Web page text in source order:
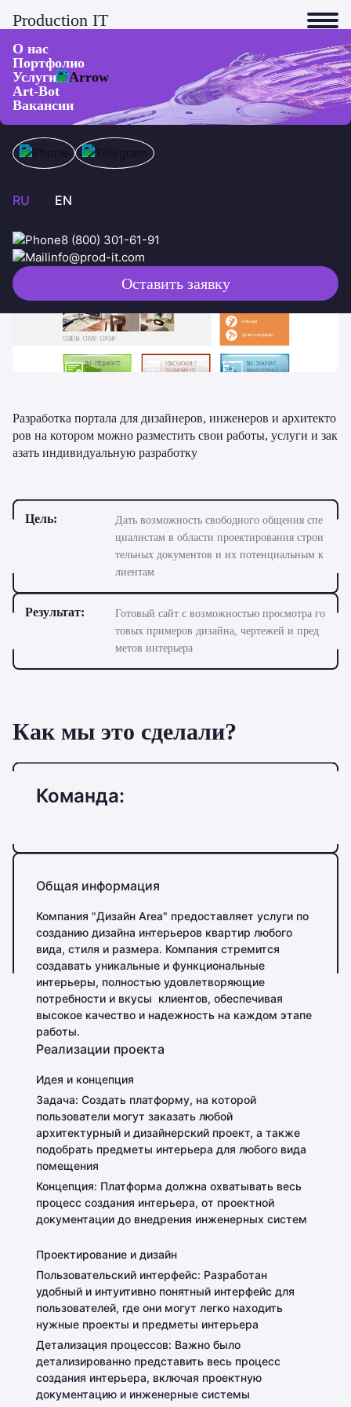
Production IT
О нас
Портфолио
Услуги
Сайты и приложения
Электроника
VR/AR
Art-Bot
Вакансии
RU EN
8 (800) 301-61-91
info@prod-it.com
Оставить заявку
Веб-порталы
Портал для инженеров и
архитекторов
Разработка портала для дизайнеров, инженеров и архитекто
ров на котором можно разместить свои работы, услуги и зак
азать индивидуальную разработку
Цель:
Дать возможность свободного общения спе
циалистам в области проектирования строи
тельных документов и их потенциальным к
лиентам
Результат:
Готовый сайт с возможностью просмотра го
товых примеров дизайна, чертежей и пред
метов интерьера
Как мы это сделали?
Команда:
Общая информация
Компания "Дизайн Area" предоставляет услуги по
созданию дизайна интерьеров квартир любого
вида, стиля и размера. Компания стремится
создавать уникальные и функциональные
интерьеры, полностью удовлетворяющие
потребности и вкусы клиентов, обеспечивая
высокое качество и надежность на каждом этапе
работы.
Реализации проекта
Идея и концепция
Задача: Создать платформу, на которой
пользователи могут заказать любой
архитектурный и дизайнерский проект, а также
подобрать предметы интерьера для любого вида
помещения
Концепция: Платформа должна охватывать весь
процесс создания интерьера, от проектной
документации до внедрения инженерных систем
Проектирование и дизайн
Пользовательский интерфейс: Разработан
удобный и интуитивно понятный интерфейс для
пользователей, где они могут легко находить
нужные проекты и предметы интерьера
Детализация процессов: Важно было
детализированно представить весь процесс
создания интерьера, включая проектную
документацию и инженерные системы